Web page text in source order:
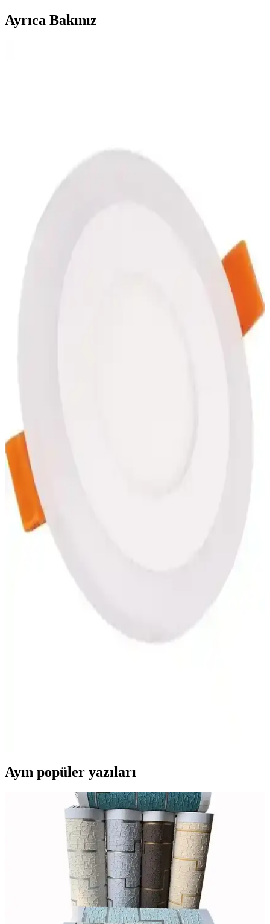
Ayrıca Bakınız
Kutlamalarınızı Renkli Hale Getirin
30 cm uzunluğundaki şerit şeklinde klasik konfeti, düğün ve
kutlamalarda kullanılmak üzere tasarlandı. Renkli, pratik ve uygun
fiyatlı, kutlamalarınıza renk ve eğlence katmaya devam ediyor.
BYSHOME ve Magic Hobby Peri LED Işık
Karşılaştırması: Özellikler ve Kullanım Alanları
Bu makalede, BYSHOME ve Magic Hobby peri LED ışık ürünleri
detaylı şekilde karşılaştırılıyor. Uzunluk, güç kaynağı, renk
seçenekleri ve kullanıcı yorumlarıyla her iki ürünün avantajları ve
EVİMLED RGB LED Bluetooth kontrollü aydınlatma sistemi,
kablosuz kontrol ve çeşitli efektlerle iç mekanlara şıklık katıyor,
kullanıcı geri bildirimleri ve teknik özellikleriyle detaylı analiz.
Duskfall Cam Renkli Standlı Kupa Seti Modern ve
Şık Tasarımıyla Günlük Kullanım İçin Uygun
Duskfall cam kupa seti, dayanıklı cam ve canlı renkleriyle şık ve
kullanışlı bir tasarım sunar. Günlük kahve ve çay keyfi için ideal,
hijyenik ve kolay temizlenebilir özellikleriyle öne çıkar.
Pastel Kadife Dokulu Metalik Kırmızı Kırlent Yastık
Kılıfı Ev Dekorasyonuna Şıklık Katar
Pastel kadife dokulu metalik kırmızı kırlent yastık kılıfı, şıklık ve
konforu bir arada sunar. Yüksek kaliteli polyester malzeme,
dayanıklılık ve estetik sağlar, çeşitli dekorasyon tarzlarına uyum
Ayın popüler yazıları